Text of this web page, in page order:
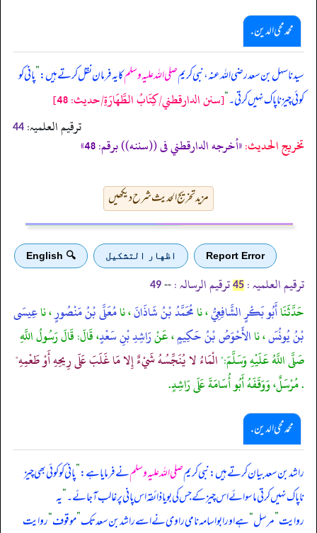
محمد محی الدین .
سیدنا سہل بن سعد رضی اللہ عنہ، نبی کریمصلی اللہ علیہ وسلمکا یہ فرمان نقل کرتے ہیں:”پانی کو
کوئی چیز ناپاک نہیں کرتی۔“[سنن الدارقطني/كِتَابُ الطَّهَارَةِ/حدیث: 48]
ترقیم العلمیہ: 44
تخریج الحدیث:«أخرجه الدارقطني فى ((سننه)) برقم: 48»
مزید تخریج الحدیث شرح دیکھیں
Report Error اظهار التشكيل 🔍 English
ترقیم العلمیہ : 45 ترقیم الرسالہ : --
49
حَدَّثَنَاأَبُو بَكْرٍ الشَّافِعِيُّ، نامُحَمَّدُ بْنُ شَاذَانَ، نامُعَلَّى بْنُ مَنْصُورٍ، ناعِيسَى
بْنُ يُونُسَ، ناالأَحْوَصُ بْنُ حَكِيمٍ، عَنْرَاشِدِ بْنِ سَعْدٍ، قَالَ: قَالَ رَسُولُ اللَّهِ
صَلَّى اللَّهُ عَلَيْهِ وَسَلَّمَ:"الْمَاءُ لا يُنَجِّسُهُ شَيْءٌ إِلا مَا غَلَبَ عَلَى رِيحِهِ أَوْ طَعْمِهِ"
. مُرْسَلٌ، وَوَقَفَهُ أَبُو أُسَامَةَ عَلَى رَاشِدٍ.
محمد محی الدین .
راشد بن سعد بیان کرتے ہیں: نبی کریمصلی اللہ علیہ وسلمنے فرمایا ہے:”پانی کو کوئی بھی چیز
ناپاک نہیں کرتی ماسوائے اس چیز کے جس کی بو یا ذائقہ اس پانی پر غالب آ جائے۔“یہ
روایت”مرسل“ہے اور ابواسامہ نامی راوی نے اسے راشد بن سعد تک”موقوف“روایت